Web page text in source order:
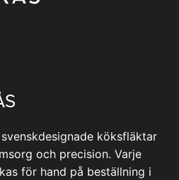
köksfläktar
och precision. Varje
för hand på beställning i